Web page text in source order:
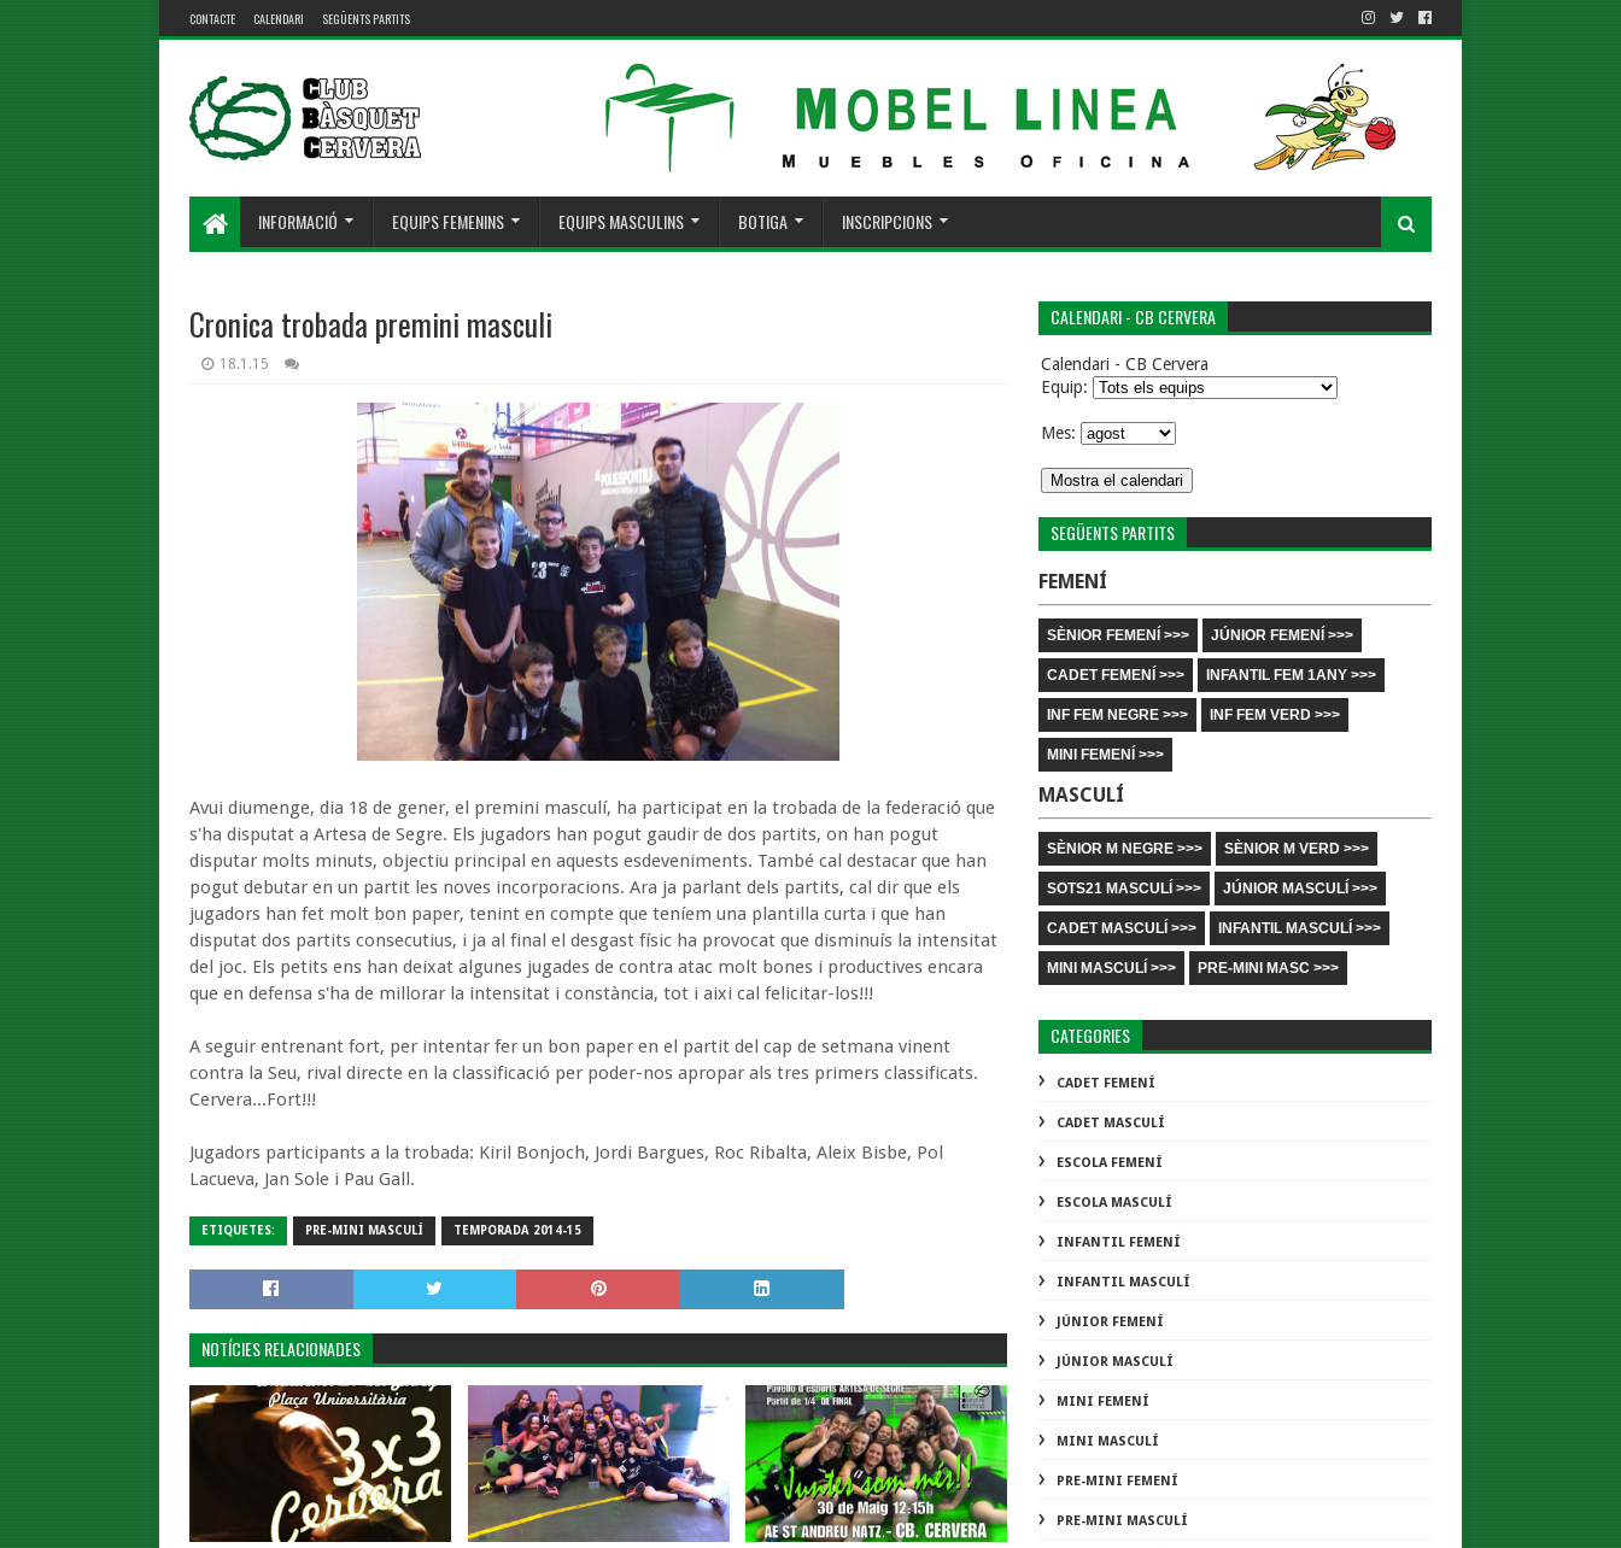
CONTACTE CALENDARI SEGÜENTS PARTITS
INFORMACIÓ EQUIPS FEMENINS EQUIPS MASCULINS BOTIGA INSCRIPCIONS
Cronica trobada premini masculi
18.1.15
Avui diumenge, dia 18 de gener, el premini masculí, ha participat en la trobada de la federació que
s'ha disputat a Artesa de Segre. Els jugadors han pogut gaudir de dos partits, on han pogut
disputar molts minuts, objectiu principal en aquests esdeveniments. També cal destacar que han
pogut debutar en un partit les noves incorporacions. Ara ja parlant dels partits, cal dir que els
jugadors han fet molt bon paper, tenint en compte que teníem una plantilla curta i que han
disputat dos partits consecutius, i ja al final el desgast físic ha provocat que disminuís la intensitat
del joc. Els petits ens han deixat algunes jugades de contra atac molt bones i productives encara
que en defensa s'ha de millorar la intensitat i constància, tot i aixi cal felicitar-los!!!
A seguir entrenant fort, per intentar fer un bon paper en el partit del cap de setmana vinent
contra la Seu, rival directe en la classificació per poder-nos apropar als tres primers classificats.
Cervera...Fort!!!
Jugadors participants a la trobada: Kiril Bonjoch, Jordi Bargues, Roc Ribalta, Aleix Bisbe, Pol
Lacueva, Jan Sole i Pau Gall.
ETIQUETES: PRE-MINI MASCULÍ TEMPORADA 2014-15
NOTÍCIES RELACIONADES
CALENDARI - CB CERVERA
Calendari - CB Cervera
Equip:
Mes:
SEGÜENTS PARTITS
FEMENÍ
SÈNIOR FEMENÍ >>> JÚNIOR FEMENÍ >>>
CADET FEMENÍ >>> INFANTIL FEM 1ANY >>>
INF FEM NEGRE >>> INF FEM VERD >>>
MINI FEMENÍ >>>
MASCULÍ
SÈNIOR M NEGRE >>> SÈNIOR M VERD >>>
SOTS21 MASCULÍ >>> JÚNIOR MASCULÍ >>>
CADET MASCULÍ >>> INFANTIL MASCULÍ >>>
MINI MASCULÍ >>> PRE-MINI MASC >>>
CATEGORIES
CADET FEMENÍ
CADET MASCULÍ
ESCOLA FEMENÍ
ESCOLA MASCULÍ
INFANTIL FEMENÍ
INFANTIL MASCULÍ
JÚNIOR FEMENÍ
JÚNIOR MASCULÍ
MINI FEMENÍ
MINI MASCULÍ
PRE-MINI FEMENÍ
PRE-MINI MASCULÍ